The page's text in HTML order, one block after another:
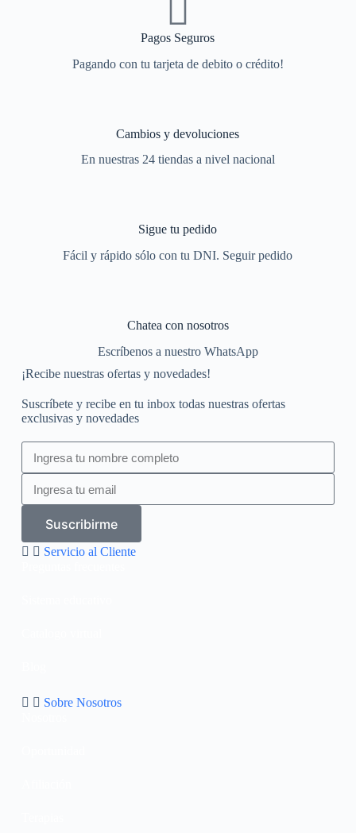
Pagos Seguros
Pagando con tu tarjeta de debito o crédito!
Cambios y devoluciones
En nuestras 24 tiendas a nivel nacional
Sigue tu pedido
Fácil y rápido sólo con tu DNI. Seguir pedido
Chatea con nosotros
Escríbenos a nuestro WhatsApp
¡Recibe nuestras ofertas y novedades!
Suscríbete y recibe en tu inbox todas nuestras ofertas
exclusivas y novedades
Suscribirme
Servicio al Cliente
Sobre Nosotros